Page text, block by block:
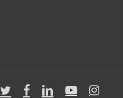
twitterfacebooklinkedinyoutube